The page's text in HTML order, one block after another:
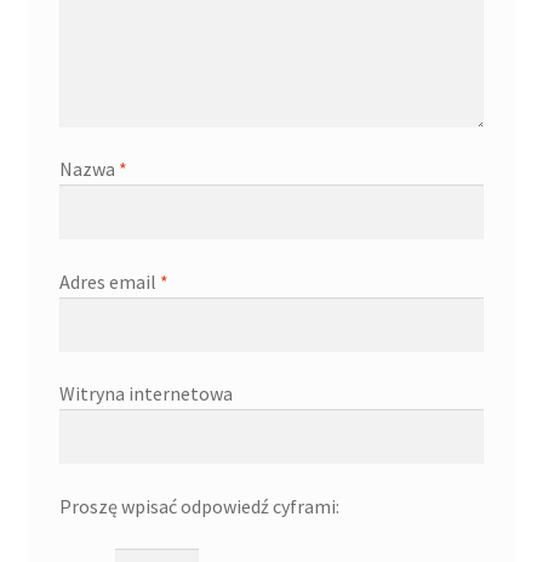
Nazwa *
Adres email *
Witryna internetowa
Proszę wpisać odpowiedź cyframi: